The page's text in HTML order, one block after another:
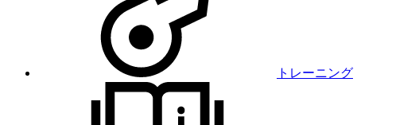
トレーニング